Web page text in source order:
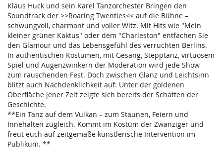
Klaus Huck und sein Karel Tanzorchester Bringen den
Soundtrack der >>Roaring Twenties<< auf die Bühne –
schwungvoll, charmant und voller Witz. Mit Hits wie "Mein
kleiner grüner Kaktus" oder dem "Charleston" entfachen Sie
den Glamour und das Lebensgefühl des verruchten Berlins.
In authentischen Kostümen, mit Gesang, Stepptanz, virtuosem
Spiel und Augenzwinkern der Moderation wird jede Show
zum rauschenden Fest. Doch zwischen Glanz und Leichtsinn
blitzt auch Nachdenklichkeit auf: Unter der goldenen
Oberfläche jener Zeit zeigte sich bereits der Schatten der
Geschichte.
**Ein Tanz auf dem Vulkan – zum Staunen, Feiern und
Innehalten zugleich. Kommt im Kostüm der Zwanziger und
freut euch auf zeitgemäße künstlerische Intervention im
Publikum. **